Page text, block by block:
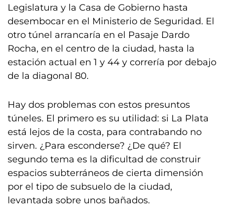
Legislatura y la Casa de Gobierno hasta
desembocar en el Ministerio de Seguridad. El
otro túnel arrancaría en el Pasaje Dardo
Rocha, en el centro de la ciudad, hasta la
estación actual en 1 y 44 y correría por debajo
de la diagonal 80.
Hay dos problemas con estos presuntos
túneles. El primero es su utilidad: si La Plata
está lejos de la costa, para contrabando no
sirven. ¿Para esconderse? ¿De qué? El
segundo tema es la dificultad de construir
espacios subterráneos de cierta dimensión
por el tipo de subsuelo de la ciudad,
levantada sobre unos bañados.